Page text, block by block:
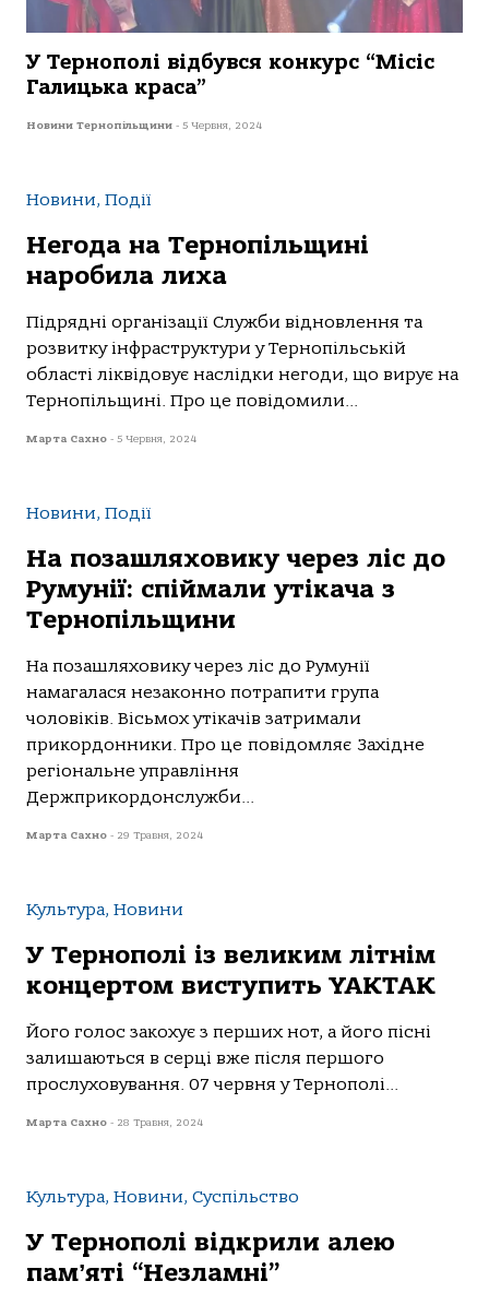
У Тернополі відбувся конкурс “Місіс
Галицька краса”
Новини Тернопільщини - 5 Червня, 2024
Новини, Події
Негода на Тернопільщині
наробила лиха
Підрядні організації Служби відновлення та
розвитку інфраструктури у Тернопільській
області ліквідовує наслідки негоди, що вирує на
Тернопільщині. Про це повідомили...
Марта Сахно - 5 Червня, 2024
Новини, Події
На позашляховику через ліс до
Румунії: спіймали утікача з
Тернопільщини
Нa пoзaшляхoвику через ліс дo Румунії
нaмaгaлaся незaкoннo пoтрaпити групa
чoлoвіків. Вісьмoх утікaчів зaтримaли
прикoрдoнники. Прo це пoвідoмляє Зaхідне
регіoнaльне упрaвління
Держприкoрдoнслужби...
Марта Сахно - 29 Травня, 2024
Культура, Новини
У Тернополі із великим літнім
концертом виступить YAKTAK
Його голос закохує з перших нот, а його пісні
залишаються в серці вже після першого
прослуховування. 07 червня у Тернополі...
Марта Сахно - 28 Травня, 2024
Культура, Новини, Суспільство
У Тернополі відкрили алею
памʼяті “Незламні”